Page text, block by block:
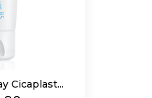
Cicaplast...